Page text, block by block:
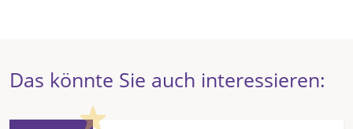
Das könnte Sie auch interessieren:
Highlight